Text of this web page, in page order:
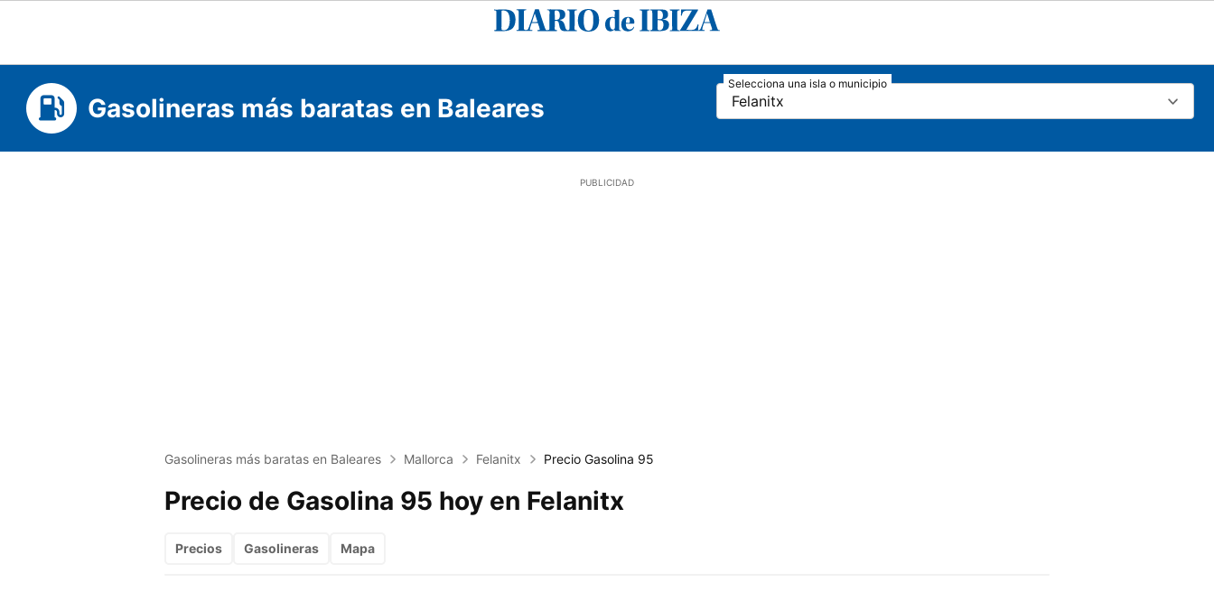
Gasolineras más baratas en Baleares Felanitx
Selecciona una isla o municipio
Gasolineras más baratas en Baleares Mallorca Felanitx Precio Gasolina 95
Precio de Gasolina 95 hoy en Felanitx
Precios Gasolineras Mapa